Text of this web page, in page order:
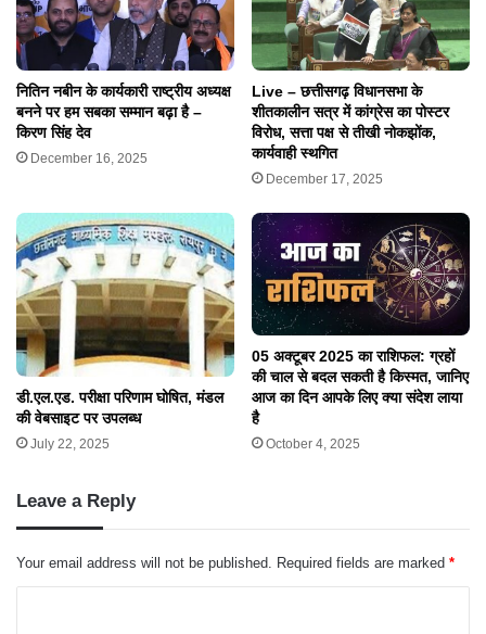
नितिन नबीन के कार्यकारी राष्ट्रीय अध्यक्ष
बनने पर हम सबका सम्मान बढ़ा है –
किरण सिंह देव
December 16, 2025
Live – छत्तीसगढ़ विधानसभा के
शीतकालीन सत्र में कांग्रेस का पोस्टर
विरोध, सत्ता पक्ष से तीखी नोकझोंक,
कार्यवाही स्थगित
December 17, 2025
डी.एल.एड. परीक्षा परिणाम घोषित, मंडल
की वेबसाइट पर उपलब्ध
July 22, 2025
05 अक्टूबर 2025 का राशिफल: ग्रहों
की चाल से बदल सकती है किस्मत, जानिए
आज का दिन आपके लिए क्या संदेश लाया
है
October 4, 2025
Leave a Reply
Your email address will not be published. Required fields are marked *